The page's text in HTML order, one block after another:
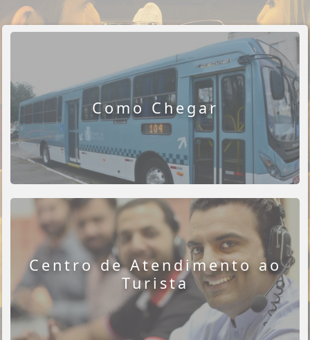
Como Chegar
Centro de Atendimento ao
Turista